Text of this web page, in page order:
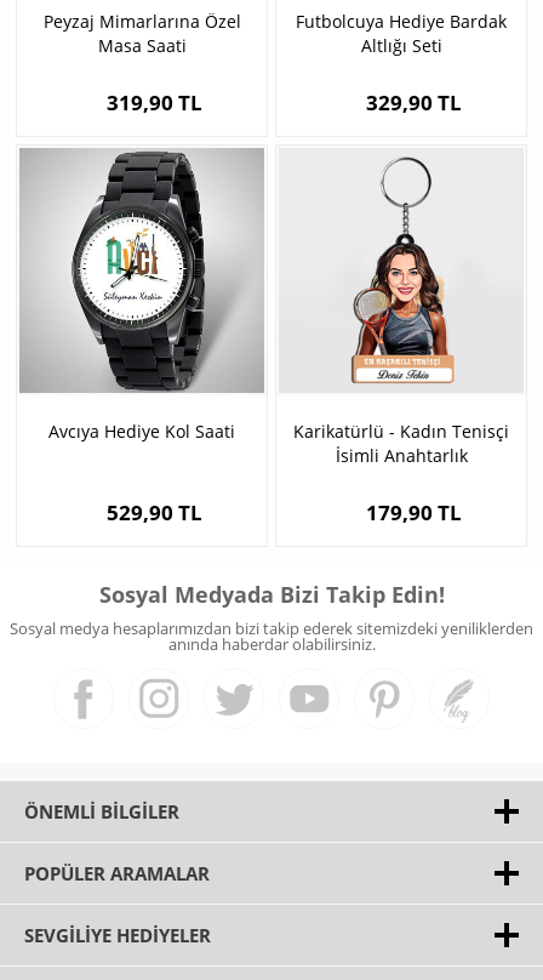
Peyzaj Mimarlarına Özel
Masa Saati
319,90 TL
Futbolcuya Hediye Bardak
Altlığı Seti
329,90 TL
Avcıya Hediye Kol Saati
529,90 TL
Karikatürlü - Kadın Tenisçi
İsimli Anahtarlık
179,90 TL
Sosyal Medyada Bizi Takip Edin!
Sosyal medya hesaplarımızdan bizi takip ederek sitemizdeki yeniliklerden
anında haberdar olabilirsiniz.
ÖNEMLI BILGILER
POPÜLER ARAMALAR
SEVGILIYE HEDIYELER